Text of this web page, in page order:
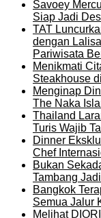
Savoey
Siap Jadi
TAT
dengan
Pariwisata
Menikmati
Steakhouse
Menginap
The Naka
Thailand
Turis Wajib
Dinner
Chef
Bukan
Tambang
Bangkok
Semua Jalur
Melihat